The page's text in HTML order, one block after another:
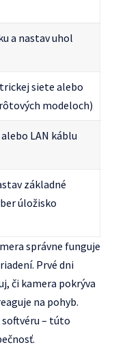
a nastav uhol
siete alebo
modeloch)
LAN káblu
základné
úložisko
správne funguje
Prvé dni
či kamera pokrýva
na pohyb.
– túto